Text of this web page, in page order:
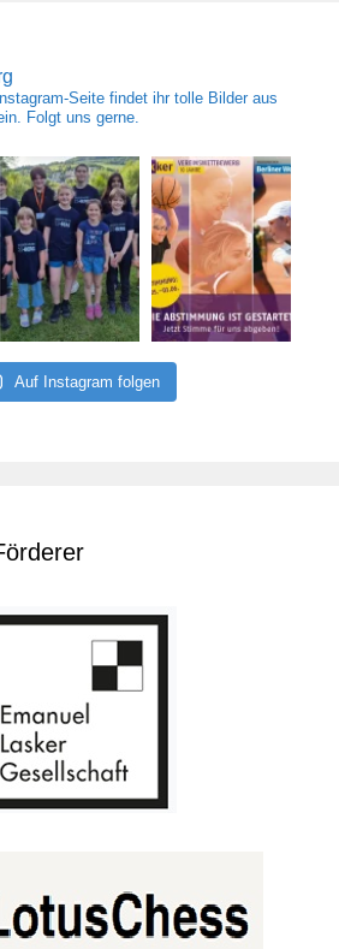
Seite findet ihr tolle Bilder aus
Folgt uns gerne.
Auf Instagram folgen